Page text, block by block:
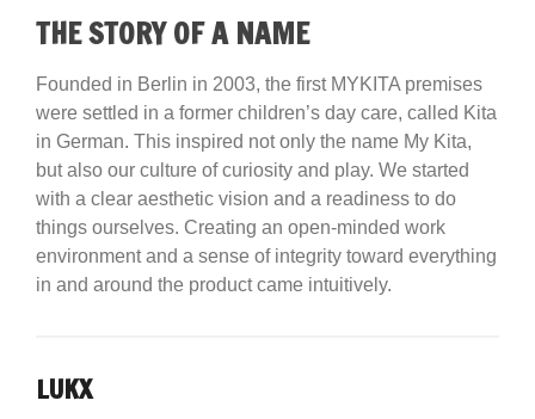
THE STORY OF A NAME
Founded in Berlin in 2003, the first MYKITA premises
were settled in a former children’s day care, called Kita
in German. This inspired not only the name My Kita,
but also our culture of curiosity and play. We started
with a clear aesthetic vision and a readiness to do
things ourselves. Creating an open-minded work
environment and a sense of integrity toward everything
in and around the product came intuitively.
LUKX